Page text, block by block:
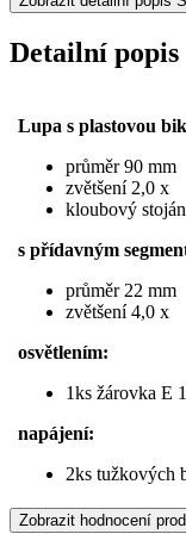
Detailní popis
Lupa s plastovou
průměr 90 mm
zvětšení 2,0 x
kloubový
s přídavným
průměr 22 mm
zvětšení 4,0 x
osvětlením:
1ks žárovka E
napájení:
2ks tužkových
Zobrazit hodnocení